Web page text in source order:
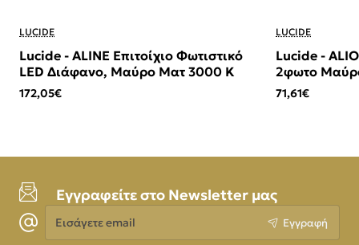
LUCIDE
Lucide - ALINE Επιτοίχιο Φωτιστικό
LED Διάφανο, Μαύρο Ματ 3000 K
172,05€
LUCIDE
Lucide -
2φωτο
(Smoke)
71,61€
Εγγραφείτε στο Newsletter μας
Εισάγετε
email
Εγγραφή